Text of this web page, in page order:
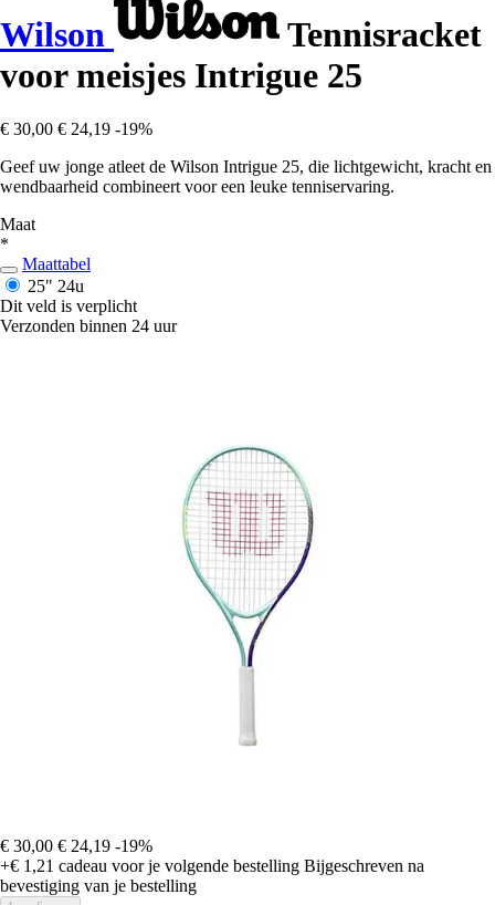
Wilson
Tennisracket
voor meisjes Intrigue 25
€ 30,00 € 24,19 -19%
Geef uw jonge atleet de Wilson Intrigue 25, die lichtgewicht, kracht en
wendbaarheid combineert voor een leuke tenniservaring.
Maat
*
Maattabel
25" 24u
Dit veld is verplicht
Verzonden binnen 24 uur
€ 30,00 € 24,19 -19%
+€ 1,21 cadeau voor je volgende bestelling Bijgeschreven na
bevestiging van je bestelling